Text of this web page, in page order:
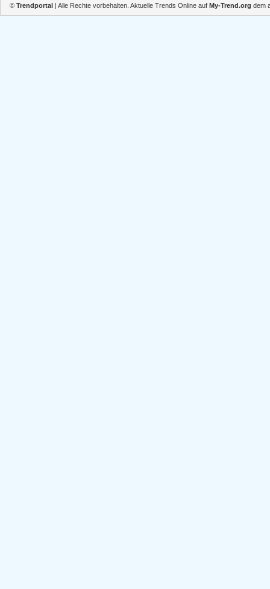
© Trendportal | Alle Rechte vorbehalten. Aktuelle Trends Online auf My-Trend.org dem